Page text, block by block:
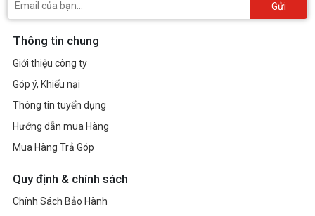
Gửi
Thông tin chung
Giới thiệu công ty
Góp ý, Khiếu nại
Thông tin tuyển dụng
Hướng dẫn mua Hàng
Mua Hàng Trả Góp
Quy định & chính sách
Chính Sách Bảo Hành